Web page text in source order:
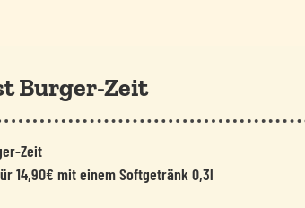
Burger-Zeit
Zeit
14,90€ mit einem Softgetränk 0,3l